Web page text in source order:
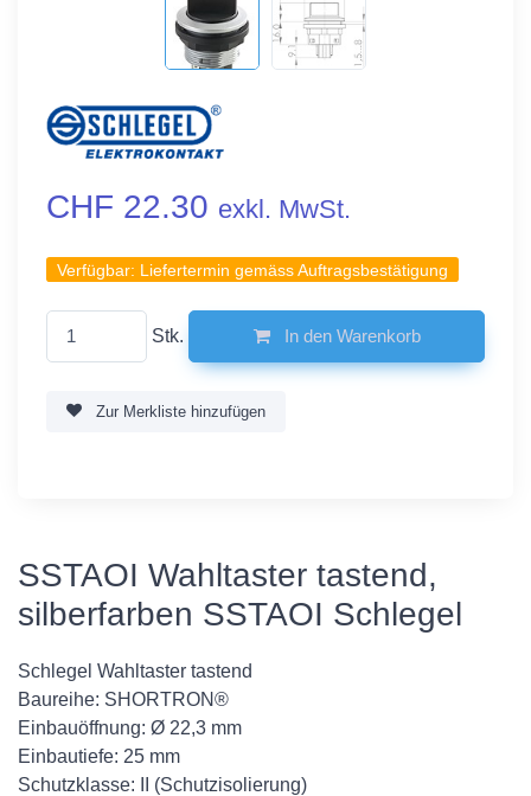
CHF 22.30 exkl. MwSt.
Verfügbar: Liefertermin gemäss Auftragsbestätigung
Stk. In den Warenkorb
Zur Merkliste hinzufügen
SSTAOI Wahltaster tastend,
silberfarben SSTAOI Schlegel
Schlegel Wahltaster tastend
Baureihe: SHORTRON®
Einbauöffnung: Ø 22,3 mm
Einbautiefe: 25 mm
Schutzklasse: II (Schutzisolierung)